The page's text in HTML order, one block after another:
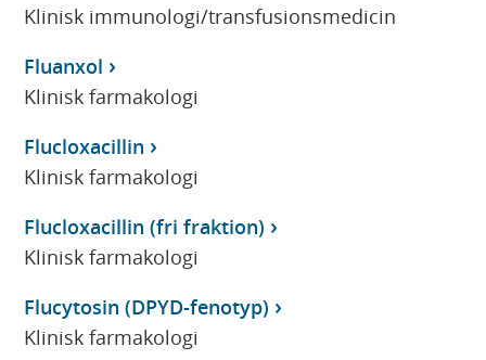
Klinisk immunologi/transfusionsmedicin
Fluanxol
Klinisk farmakologi
Flucloxacillin
Klinisk farmakologi
Flucloxacillin (fri fraktion)
Klinisk farmakologi
Flucytosin (DPYD-fenotyp)
Klinisk farmakologi